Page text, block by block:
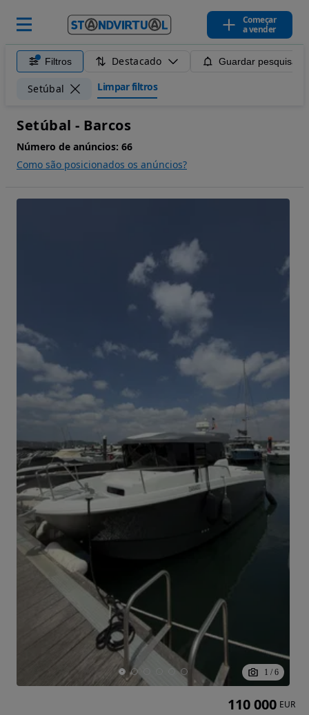
Começar
a vender
Filtros Destacado Guardar pesquisa
Setúbal Limpar filtros
Setúbal - Barcos
Número de anúncios: 66
Como são posicionados os anúncios?
1 / 6
110 000 EUR